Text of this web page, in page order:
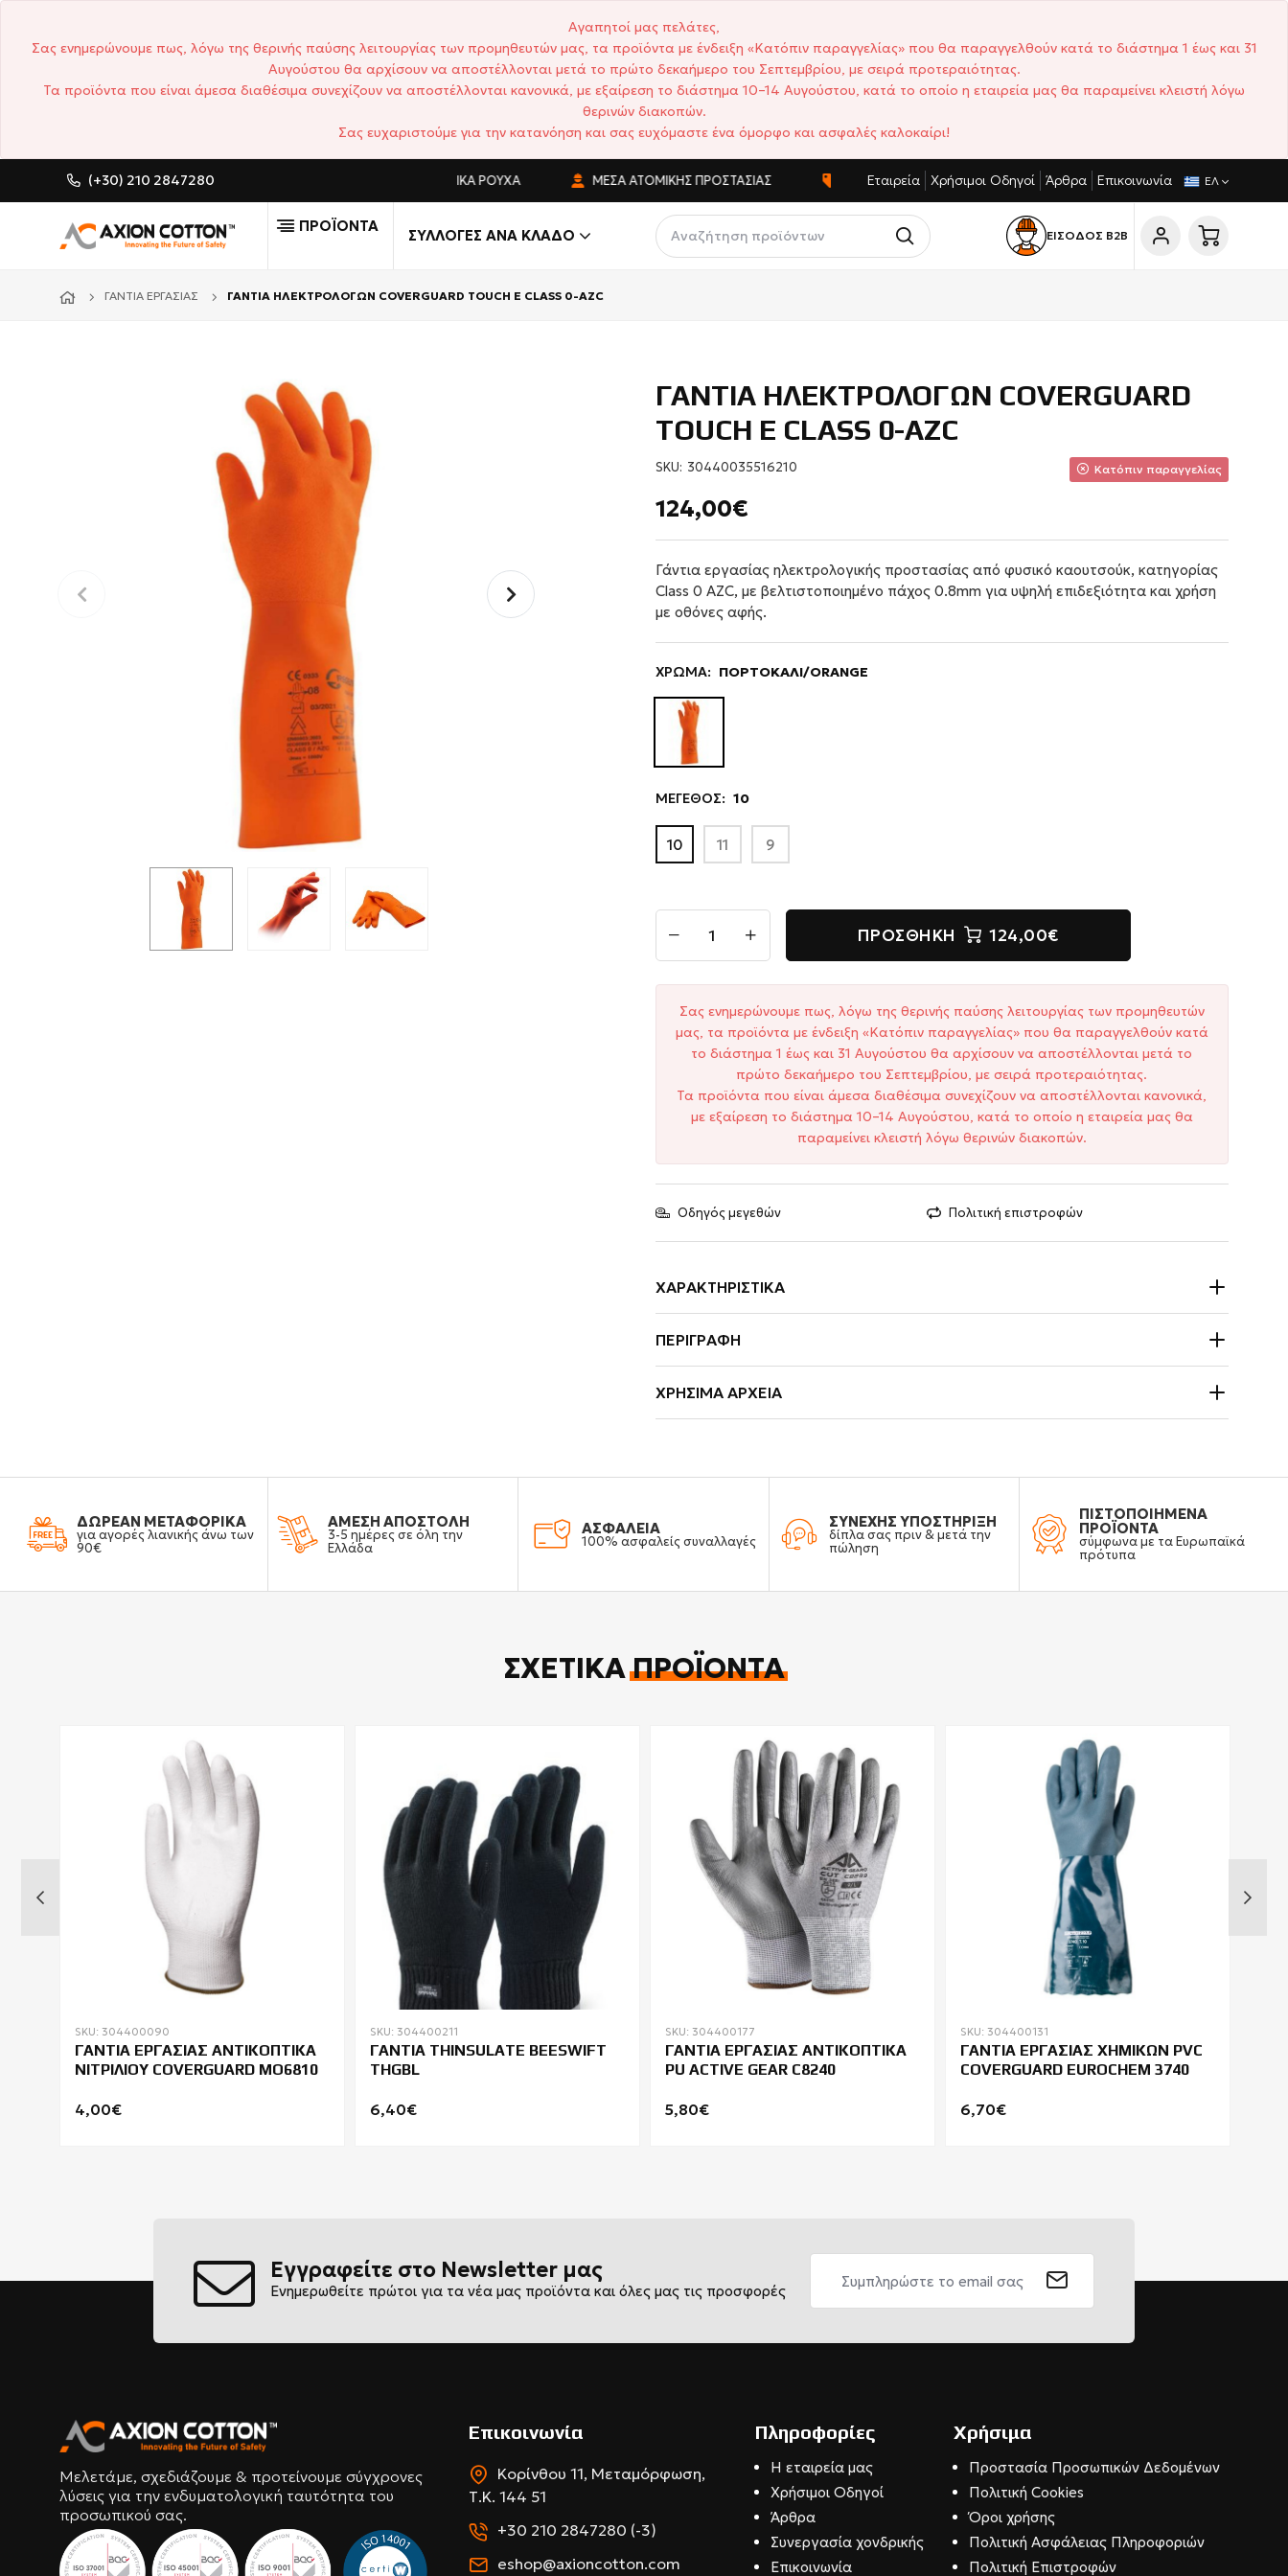
Αγαπητοί μας πελάτες,
Σας ενημερώνουμε πως, λόγω της θερινής παύσης λειτουργίας των προμηθευτών μας, τα προϊόντα με ένδειξη «Κατόπιν παραγγελίας» που θα παραγγελθούν κατά το διάστημα 1 έως και 31
Αυγούστου θα αρχίσουν να αποστέλλονται μετά το πρώτο δεκαήμερο του Σεπτεμβρίου, με σειρά προτεραιότητας.
Τα προϊόντα που είναι άμεσα διαθέσιμα συνεχίζουν να αποστέλλονται κανονικά, με εξαίρεση το διάστημα 10–14 Αυγούστου, κατά το οποίο η εταιρεία μας θα παραμείνει κλειστή λόγω
θερινών διακοπών.
Σας ευχαριστούμε για την κατανόηση και σας ευχόμαστε ένα όμορφο και ασφαλές καλοκαίρι!
(+30) 210 2847280 CUSTOM MADE ΕΠΑΓΓΕΛΜΑΤΙΚΆ ΡΟΎΧΑ ΜΈΣΑ ΑΤΟΜΙΚΉΣ ΠΡΟΣΤΑΣΊΑΣ ΑΝΤΑΓΩΝΙΣΤΙΚΈΣ ΤΙΜΈΣ ΣΎΝΤΟΜΟΙ ΧΡΌΝΟΙ ΠΑΡΆΔΟΣΗΣ
Εταιρεία Χρήσιμοι Οδηγοί Άρθρα Επικοινωνία ΕΛ
ΠΡΟΪΟΝΤΑ
ΣΥΛΛΟΓΈΣ ΑΝΆ ΚΛΆΔΟ ΕΙΣΟΔΟΣ Β2Β
ΓΆΝΤΙΑ ΕΡΓΑΣΊΑΣ ΓΑΝΤΙΑ ΗΛΕΚΤΡΟΛΟΓΩΝ COVERGUARD TOUCH E CLASS 0-AZC
ΓΑΝΤΙΑ ΗΛΕΚΤΡΟΛΟΓΩΝ COVERGUARD
TOUCH E CLASS 0-AZC
SKU: 30440035516210 Κατόπιν παραγγελίας
124,00€
Γάντια εργασίας ηλεκτρολογικής προστασίας από φυσικό καουτσούκ, κατηγορίας
Class 0 AZC, με βελτιστοποιημένο πάχος 0.8mm για υψηλή επιδεξιότητα και χρήση
με οθόνες αφής.
ΧΡΩΜΑ: ΠΟΡΤΟΚΑΛΙ/ORANGE
ΜΕΓΕΘΟΣ: 10
10 11 9
ΠΡΟΣΘΉΚΗ 124,00€
Σας ενημερώνουμε πως, λόγω της θερινής παύσης λειτουργίας των προμηθευτών
μας, τα προϊόντα με ένδειξη «Κατόπιν παραγγελίας» που θα παραγγελθούν κατά
το διάστημα 1 έως και 31 Αυγούστου θα αρχίσουν να αποστέλλονται μετά το
πρώτο δεκαήμερο του Σεπτεμβρίου, με σειρά προτεραιότητας.
Τα προϊόντα που είναι άμεσα διαθέσιμα συνεχίζουν να αποστέλλονται κανονικά,
με εξαίρεση το διάστημα 10–14 Αυγούστου, κατά το οποίο η εταιρεία μας θα
παραμείνει κλειστή λόγω θερινών διακοπών.
Οδηγός μεγεθών Πολιτική επιστροφών
ΧΑΡΑΚΤΗΡΙΣΤΙΚΆ
ΠΕΡΙΓΡΑΦΉ
ΧΡΉΣΙΜΑ ΑΡΧΕΊΑ
ΔΩΡΕΑΝ ΜΕΤΑΦΟΡΙΚΑ
για αγορές λιανικής άνω των
90€
ΑΜΕΣΗ ΑΠΟΣΤΟΛΗ
3-5 ημέρες σε όλη την
Ελλάδα
ΑΣΦΑΛΕΙΑ
100% ασφαλείς συναλλαγές
ΣΥΝΕΧΗΣ ΥΠΟΣΤΗΡΙΞΗ
δίπλα σας πριν & μετά την
πώληση
ΠΙΣΤΟΠΟΙΗΜΕΝΑ
ΠΡΟΪΟΝΤΑ
σύμφωνα με τα Ευρωπαϊκά
πρότυπα
ΣΧΕΤΙΚΆΠΡΟΪΌΝΤΑ
SKU: 304400090
ΓΑΝΤΙΑ ΕΡΓΑΣΙΑΣ ΑΝΤΙΚΟΠΤΙΚΑ
ΝΙΤΡΙΛΙΟΥ COVERGUARD MO6810
4,00€
SKU: 304400211
ΓΑΝΤΙΑ THINSULATE BEESWIFT
THGBL
6,40€
SKU: 304400177
ΓΑΝΤΙΑ ΕΡΓΑΣΙΑΣ ΑΝΤΙΚΟΠΤΙΚΑ
PU ACTIVE GEAR C8240
5,80€
SKU: 304400131
ΓΑΝΤΙΑ ΕΡΓΑΣΙΑΣ ΧΗΜΙΚΩΝ PVC
COVERGUARD EUROCHEM 3740
6,70€
Εγγραφείτε στο Newsletter μας
Ενημερωθείτε πρώτοι για τα νέα μας προϊόντα και όλες μας τις προσφορές
Μελετάμε, σχεδιάζουμε & προτείνουμε σύγχρονες
λύσεις για την ενδυματολογική ταυτότητα του
προσωπικού σας.
Επικοινωνία
Κορίνθου 11, Μεταμόρφωση,
Τ.Κ. 144 51
+30 210 2847280 (-3)
eshop@axioncotton.com
Πληροφορίες
Η εταιρεία μας
Χρήσιμοι Οδηγοί
Άρθρα
Συνεργασία χονδρικής
Επικοινωνία
Χρήσιμα
Προστασία Προσωπικών Δεδομένων
Πολιτική Cookies
Όροι χρήσης
Πολιτική Ασφάλειας Πληροφοριών
Πολιτική Επιστροφών